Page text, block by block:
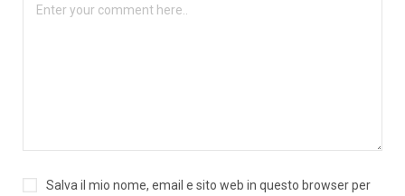
Salva il mio nome, email e sito web in questo browser per